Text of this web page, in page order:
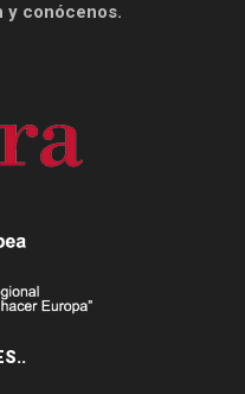
y conócenos.